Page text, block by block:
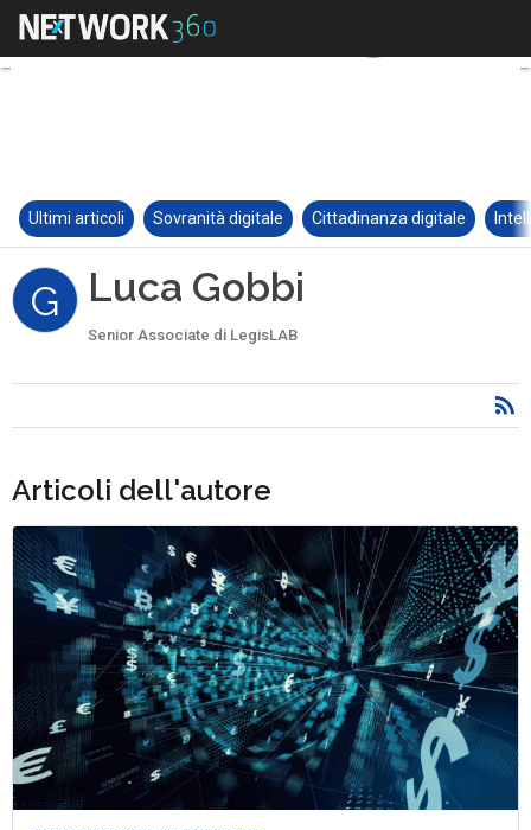
Ultimi articoli Sovranità digitale Cittadinanza digitale
G Luca Gobbi
Senior Associate di LegisLAB
Articoli dell'autore